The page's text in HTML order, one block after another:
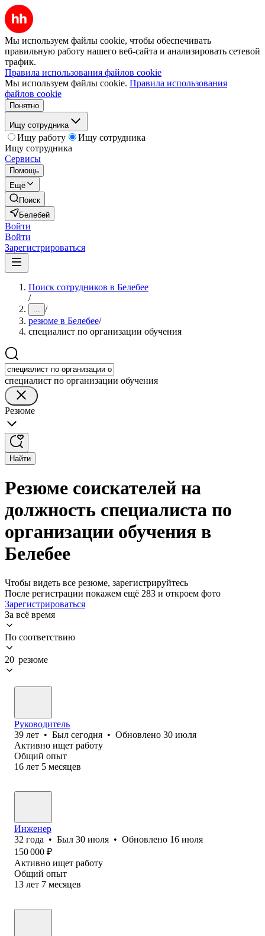
Мы используем файлы cookie, чтобы обеспечивать
правильную работу нашего веб-сайта и анализировать сетевой
трафик.
Правила использования файлов cookie
Мы используем файлы cookie. Правила использования
файлов cookie
Понятно
Ищу сотрудника
Ищу работу
Ищу сотрудника
Ищу сотрудника
Сервисы
Помощь
Ещё
Поиск
Белебей
Войти
Войти
Зарегистрироваться
Поиск сотрудников в Белебее
/
... /
резюме в Белебее/
специалист по организации обучения
специалист по организации обучения
Резюме
Найти
Резюме соискателей на
должность специалиста по
организации обучения в
Белебее
Чтобы видеть все резюме, зарегистрируйтесь
После регистрации покажем ещё 283 и откроем фото
Зарегистрироваться
За всё время
По соответствию
20 резюме
Руководитель
39 лет • Был сегодня • Обновлено 30 июля
Активно ищет работу
Общий опыт
16 лет 5 месяцев
Инженер
32 года • Был 30 июля • Обновлено 16 июля
150 000 ₽
Активно ищет работу
Общий опыт
13 лет 7 месяцев